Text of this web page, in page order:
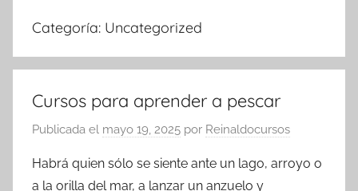
Categoría: Uncategorized
Cursos para aprender a pescar
Publicada el mayo 19, 2025 por Reinaldocursos
Habrá quien sólo se siente ante un lago, arroyo o
a la orilla del mar, a lanzar un anzuelo y